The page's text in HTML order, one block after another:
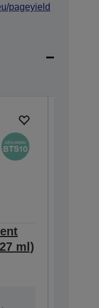
pageyield
ml)